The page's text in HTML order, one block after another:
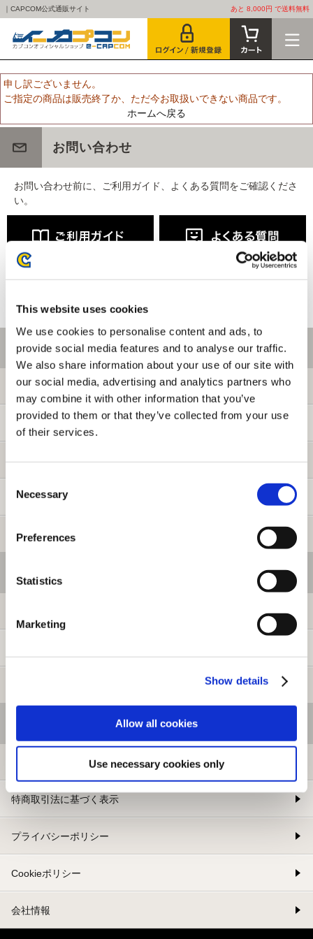
This website uses cookies
We use cookies to personalise content and ads, to
provide social media features and to analyse our traffic.
We also share information about your use of our site with
our social media, advertising and analytics partners who
may combine it with other information that you’ve
provided to them or that they’ve collected from your use
of their services.
Consent
Selection
Necessary
Preferences
Statistics
Marketing
Show details
Allow all cookies
Use necessary cookies only
｜CAPCOM公式通販サイト あと 8,000円 で送料無料
申し訳ございません。
ご指定の商品は販売終了か、ただ今お取扱いできない商品です。
ホームへ戻る
お問い合わせ
お問い合わせ前に、ご利用ガイド、よくある質問をご確認くださ
い。
ご利用情報
初めての方へ
ご利用ガイド
よくある質問
お問い合わせ
提携サイト募集
会員メニュー
特商取引法に基づく表示
プライバシーポリシー
Cookieポリシー
会社情報